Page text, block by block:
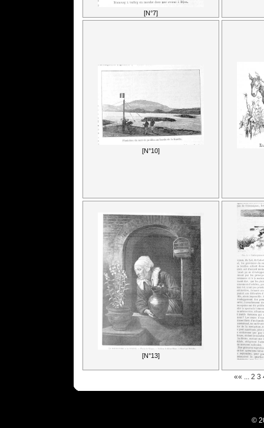
[N°7]
[N°10]
[N°13]
«« ... 2 3
©